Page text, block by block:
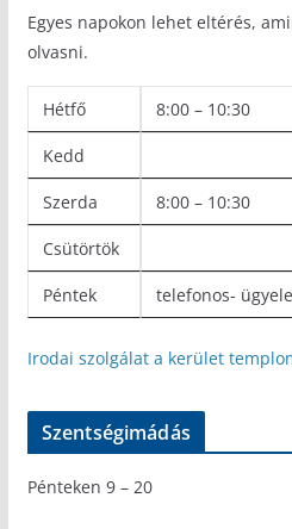
Egyes napokon lehet eltérés,
olvasni.
Hétfő 8:00 – 10:30
Kedd
Szerda 8:00 – 10:30
Csütörtök
Péntek telefonos-
Irodai szolgálat a kerület
Szentségimádás
Pénteken 9 – 20